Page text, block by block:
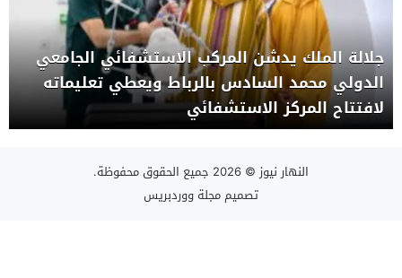
جلالة الملك يدشن المركب الاستشفائي الجامعي
الدولي محمد السادس بالرباط ويعطي تعليماته
لافتتاح المركز الاستشفائي
النهار نيوز © 2026 جميع الحقوق محفوظة.
تصميممجلة ووردبريس